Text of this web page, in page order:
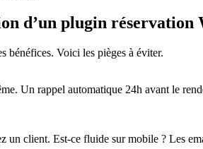
d’un plugin réservation
bénéfices. Voici les pièges à éviter.
Un rappel automatique 24h avant le
un client. Est-ce fluide sur mobile ? Les